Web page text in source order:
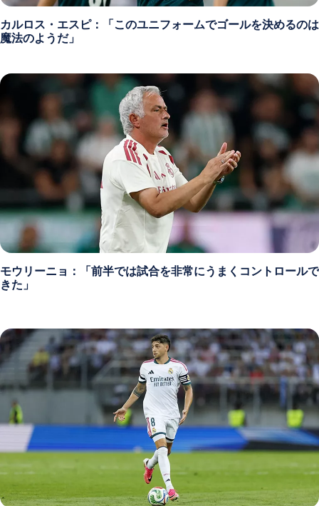
カルロス・エスピ：「このユニフォームでゴールを決めるのは
魔法のようだ」
モウリーニョ：「前半では試合を非常にうまくコントロールで
きた」